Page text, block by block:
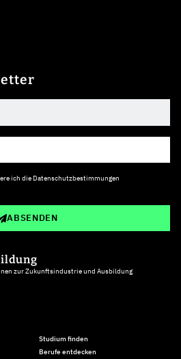
ich die Datenschutzbestimmungen
ABSENDEN
zur Zukunftsindustrie und Ausbildung
Studium finden
Berufe entdecken